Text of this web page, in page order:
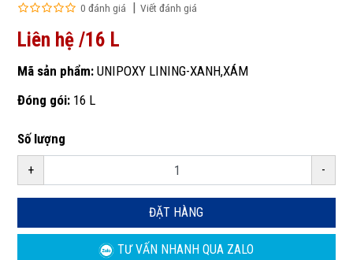
0 đánh giá Viết đánh giá
Liên hệ /16 L
Mã sản phẩm:UNIPOXY LINING-XANH,XÁM
Đóng gói:16 L
Số lượng
+ -
ĐẶT HÀNG
TƯ VẤN NHANHQUA ZALO